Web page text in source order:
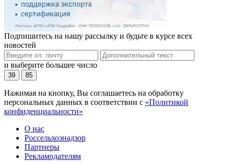
Подпишитесь на нашу рассылку и будьте в курсе всех
новостей
и выберите большее число
39 85
Нажимая на кнопку, Вы соглашаетесь на обработку
персональных данных в соответствии с «Политикой
конфиденциальности»
О нас
Россельхознадзор
Партнеры
Рекламодателям